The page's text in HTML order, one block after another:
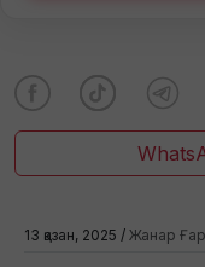
13 қазан, 2025 / Жанар